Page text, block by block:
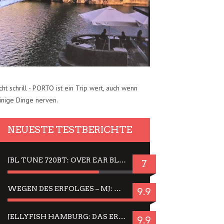
schrill - PORTO ist ein Trip wert, auch wenn
Dinge nerven.
NEUESTE TESTBERICHTE
JBL TUNE 720BT: OVER EAR BLUETOOTH KOPFHÖRER UM DIE 50,-€ IM DAUER-TEST 7
WEGEN DES ERFOLGES – MJ: MICHAEL JACKSON MUSICAL IN EINER MATINEE SEHEN 9.9
JELLYFISH HAMBURG: DAS ERFOLGREICHE SOMMER-MENÜ 2025 IN GEFÜHLEN UND BILDERN 9.9